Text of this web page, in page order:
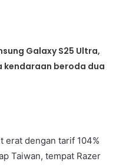
Galaxy S25 Ultra,
kendaraan beroda dua
erat dengan tarif 104%
Taiwan, tempat Razer